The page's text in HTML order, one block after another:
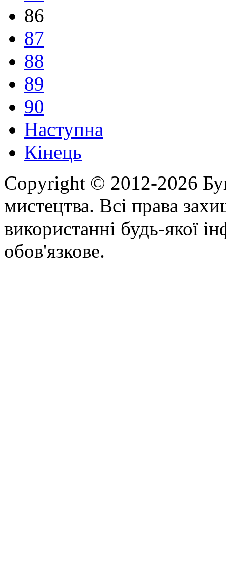
86
87
88
89
90
Наступна
Кінець
Copyright © 2012-2026
мистецтва. Всі права
використанні будь-якої
обов'язкове.